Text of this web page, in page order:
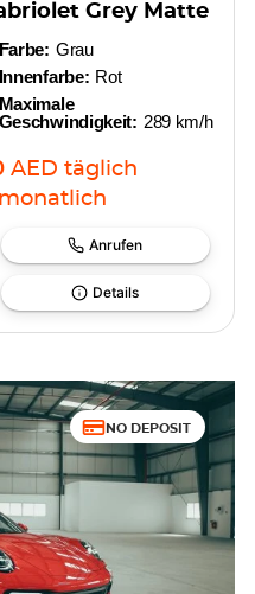
Grey Matte
Farbe: Grau
Innenfarbe: Rot
Maximale
Geschwindigkeit: 289 km/h
AED täglich
monatlich
Anrufen
Details
NO DEPOSIT